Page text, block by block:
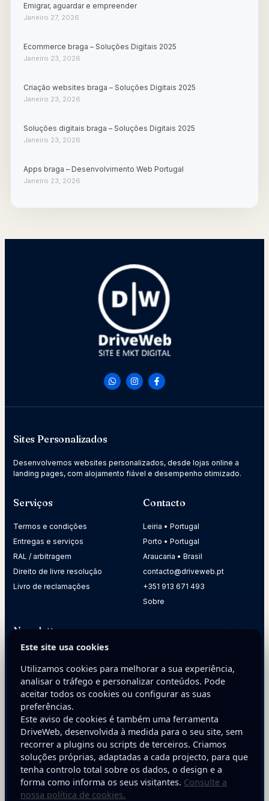
Emigrar, aguardar e empreender
Janeiro 27, 2026
Ecommerce braga – Soluções Digitais 2025
Janeiro 23, 2026
Criação websites braga – Soluções Digitais 2025
Janeiro 23, 2026
Soluções digitais braga – Soluções Digitais 2025
Janeiro 23, 2026
Apps braga – Desenvolvimento Web Portugal
Janeiro 23, 2026
Sites Personalizados
Desenvolvemos websites personalizados, desde lojas online a
landing pages, com alojamento fiável e desempenho otimizado.
Serviços
Termos e condições
Entregas e serviços
RAL / arbitragem
Direito de livre resolução
Livro de reclamações
Contacto
Leiria • Portugal
Porto • Portugal
Araucaria • Brasil
contacto@driveweb.pt
+351 913 671 493
Sobre
Newsletter
sua empresa.
E-mail
Inscreva-se
Este site usa cookies
Utilizamos cookies para melhorar a sua experiência,
analisar o tráfego e personalizar conteúdos. Pode
aceitar todos os cookies ou configurar as suas
preferências.
Este aviso de cookies é também uma ferramenta
DriveWeb, desenvolvida à medida para o seu site, sem
recorrer a plugins ou scripts de terceiros. Criamos
soluções próprias, adaptadas a cada projecto, para que
tenha controlo total sobre os dados, o design e a
forma como informa os seus visitantes. Consulte a
nossa política de cookies.